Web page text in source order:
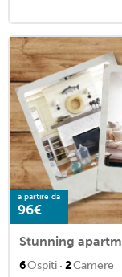
a partire da
96€
6Ospiti · 2Camere